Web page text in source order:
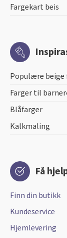
Fargekart beis
Populære beige
Farger til
Blåfarger
Kalkmaling
Få
Finn din butikk
Kundeservice
Hjemlevering